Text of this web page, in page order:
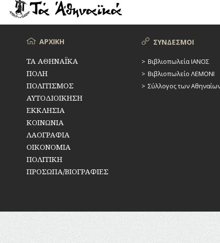
ΜενούΑΡΧΙΚΗ
ΤΑ ΑΘΗΝΑΪΚΑ
ΠΟΛΗ
ΠΟΛΙΤΙΣΜΟΣ
ΑΥΤΟΔΙΟΙΚΗΣΗ
ΕΚΚΛΗΣΙΑ
ΚΟΙΝΩΝΙΑ
ΛΑΟΓΡΑΦΙΑ
ΟΙΚΟΝΟΜΙΑ
ΠΟΛΙΤΙΚΗ
ΠΡΟΣΩΠΑ/ΒΙΟΓΡΑΦΙΕΣ
ΣΥΝΔΕΣΜΟΙ
Βιβλιοπωλεία ΙΑΝΟΣ
Βιβλιοπωλείο ΛΕΜΟΝΙ
Σύλλογος των